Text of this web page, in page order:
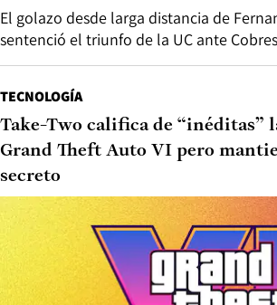
El golazo desde larga distancia de
sentenció el triunfo de la UC ante
TECNOLOGÍA
Take-Two califica de “inéditas”
Grand Theft Auto VI pero
secreto